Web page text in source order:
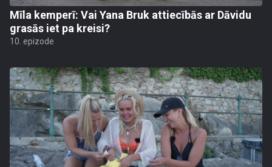
Mīla kemperī: Vai Yana Bruk attiecībās ar Dāvidu
grasās iet pa kreisi?
10. epizode